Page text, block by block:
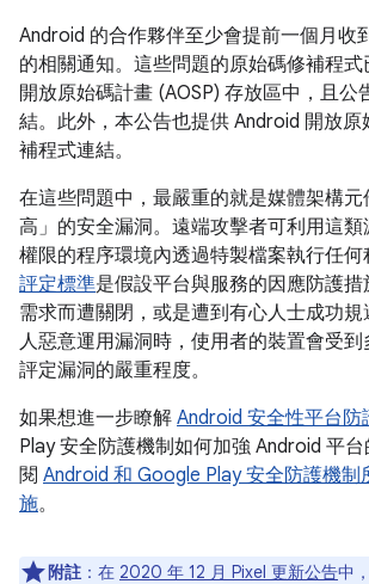
Android 的合作夥伴至少會提前一個月收
的相關通知。這些問題的原始碼修補程
開放原始碼計畫 (AOSP) 存放區中，且公
結。此外，本公告也提供 Android 開放原
補程式連結。
在這些問題中，最嚴重的就是媒體架構
高」的安全漏洞。遠端攻擊者可利用這
權限的程序環境內透過特製檔案執行任何
評定標準是假設平台與服務的因應防護
需求而遭關閉，或是遭到有心人士成功
人惡意運用漏洞時，使用者的裝置會受
評定漏洞的嚴重程度。
如果想進一步瞭解 Android 安全性平台防
Play 安全防護機制如何加強 Android 平
閱 Android 和 Google Play 安全防護機制
施。
附註 ：在 2020 年 12 月 Pixel 更新公告中